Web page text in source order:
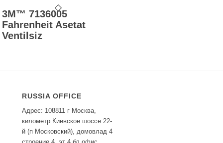
3M™ 7136005
Fahrenheit Asetat
Ventilsiz
RUSSIA OFFICE
Адрес: 108811 г Москва,
километр Киевское шоссе 22-
й (п Московский), домовлад 4